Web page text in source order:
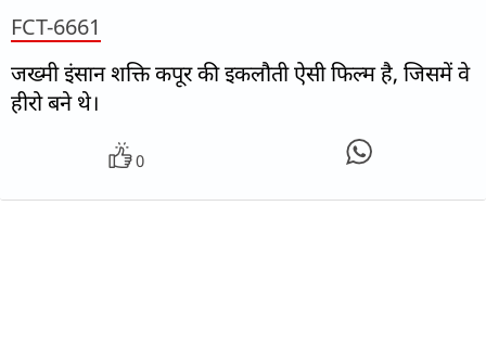
FCT-6661
जख्मी इंसान शक्ति कपूर की इकलौती ऐसी फिल्म है, जिसमें वे
हीरो बने थे।
0